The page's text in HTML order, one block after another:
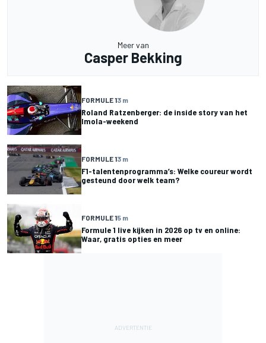
Meer van
Casper Bekking
FORMULE 13 m
Roland Ratzenberger: de inside story van het
Imola-weekend
FORMULE 13 m
F1-talentenprogramma’s: Welke coureur wordt
gesteund door welk team?
FORMULE 15 m
Formule 1 live kijken in 2026 op tv en online:
Waar, gratis opties en meer